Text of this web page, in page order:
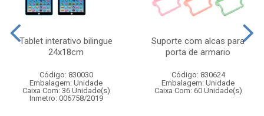
Tablet interativo bilingue
24x18cm
Código: 830030
Embalagem: Unidade
Caixa Com: 36 Unidade(s)
Inmetro: 006758/2019
Suporte com alcas para
porta de armario
Código: 830624
Embalagem: Unidade
Caixa Com: 60 Unidade(s)